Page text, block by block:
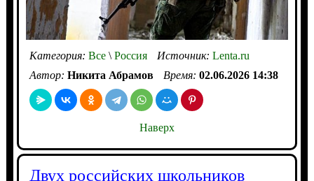
Категория: Все\Россия Источник: Lenta.ru
Автор: Никита Абрамов Время: 02.06.2026 14:38
Наверх
Двух российских школьников